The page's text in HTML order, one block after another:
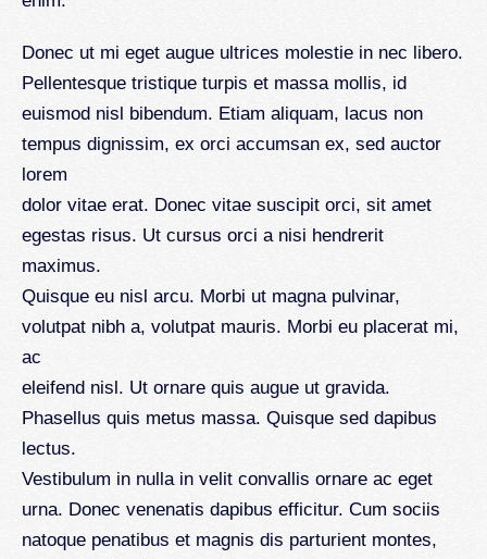
Donec ut mi eget augue ultrices molestie in nec libero.
Pellentesque tristique turpis et massa mollis, id
euismod nisl bibendum. Etiam aliquam, lacus non
tempus dignissim, ex orci accumsan ex, sed auctor
lorem
dolor vitae erat. Donec vitae suscipit orci, sit amet
egestas risus. Ut cursus orci a nisi hendrerit
maximus.
Quisque eu nisl arcu. Morbi ut magna pulvinar,
volutpat nibh a, volutpat mauris. Morbi eu placerat mi,
ac
eleifend nisl. Ut ornare quis augue ut gravida.
Phasellus quis metus massa. Quisque sed dapibus
lectus.
Vestibulum in nulla in velit convallis ornare ac eget
urna. Donec venenatis dapibus efficitur. Cum sociis
natoque penatibus et magnis dis parturient montes,